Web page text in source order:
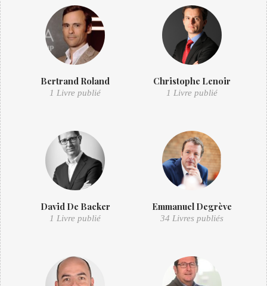
Bertrand Roland
1 Livre publié
Christophe Lenoir
1 Livre publié
David De Backer
1 Livre publié
Emmanuel Degrève
34 Livres publiés